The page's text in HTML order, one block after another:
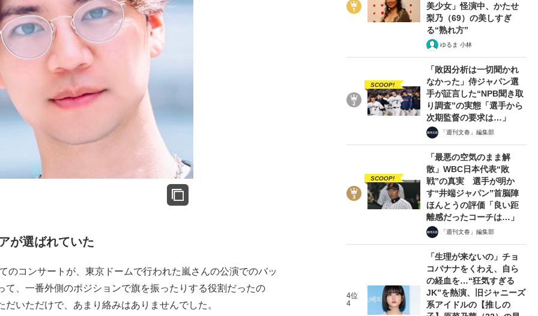
が選ばれていた
コンサートが、東京ドームで行われた嵐さんの公演でのバッ
て、一番外側のポジションで旗を振ったりする役割だったの
いただけで、あまり絡みはありませんでした。
美少女」怪演中、かたせ
梨乃（69）の美しすぎ
る“熟れ方”
ゆるま 小林
SCOOP!
「敗因分析は一切聞かれ
なかった」侍ジャパン選
手が証言した“NPB聞き取
り調査”の実態「選手から
次期監督の要求は…」
「週刊文春」編集部
SCOOP!
「最悪の空気のまま解
散」WBC日本代表“敗
戦”の真実 選手が明か
す“井端ジャパン”首脳陣
ほんとうの評価「良い距
離感だったコーチは…」
「週刊文春」編集部
4位
4
「生理が来ないの」チョ
コバナナをくわえ、自ら
の経血を…“狂気すぎる
JK”を熱演、旧ジャニーズ
系アイドルの【推しの